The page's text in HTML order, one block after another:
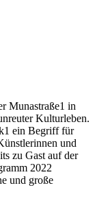
Munastraße1 in
Kulturleben.
ein Begriff für
und
zu Gast auf der
2022
und große